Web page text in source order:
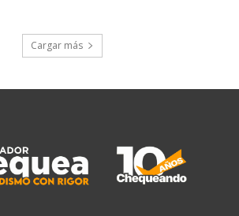
Cargar más